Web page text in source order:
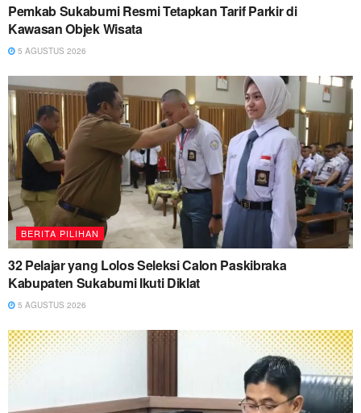
Pemkab Sukabumi Resmi Tetapkan Tarif Parkir di
Kawasan Objek Wisata
5 AGUSTUS 2026
BERITA PILIHAN
32 Pelajar yang Lolos Seleksi Calon Paskibraka
Kabupaten Sukabumi Ikuti Diklat
5 AGUSTUS 2026